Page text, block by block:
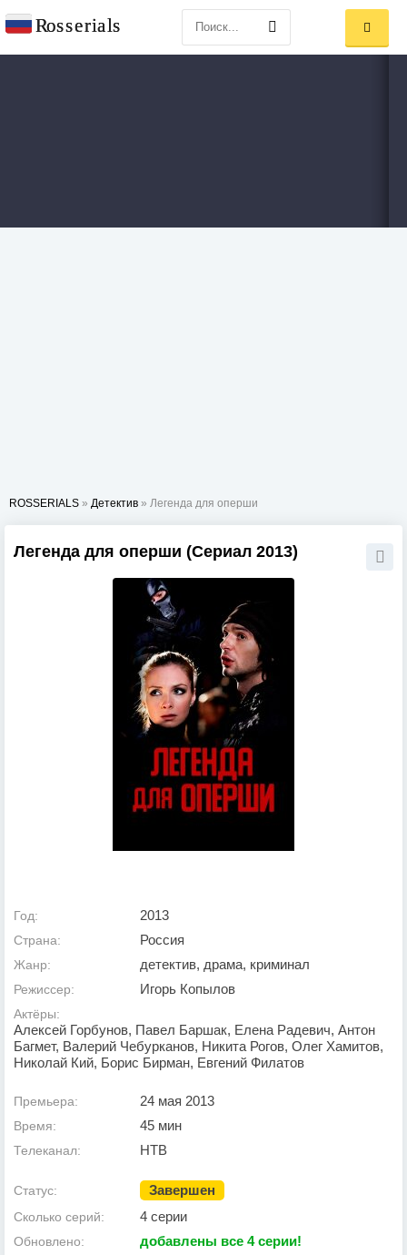
ROSSERIALS » Детектив » Легенда для оперши
Легенда для оперши (Сериал 2013)
Год: 2013
Страна: Россия
Жанр: детектив, драма, криминал
Режиссер: Игорь Копылов
Актёры:
Алексей Горбунов, Павел Баршак, Елена Радевич, Антон
Багмет, Валерий Чебурканов, Никита Рогов, Олег Хамитов,
Николай Кий, Борис Бирман, Евгений Филатов
Премьера: 24 мая 2013
Время: 45 мин
Телеканал: НТВ
Статус: Завершен
Сколько серий: 4 серии
Обновлено: добавлены все 4 серии!